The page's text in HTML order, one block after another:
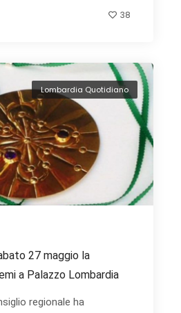
38
Lombardia Quotidiano
27 maggio la
a Palazzo Lombardia
regionale ha